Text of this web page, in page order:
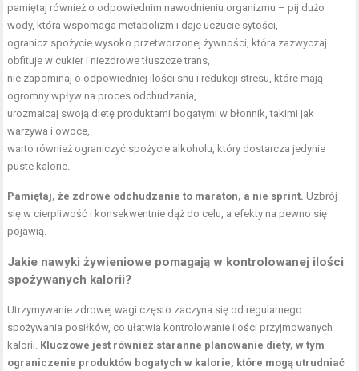
pamiętaj również o odpowiednim nawodnieniu organizmu – pij dużo
wody, która wspomaga metabolizm i daje uczucie sytości,
ogranicz spożycie wysoko przetworzonej żywności, która zazwyczaj
obfituje w cukier i niezdrowe tłuszcze trans,
nie zapominaj o odpowiedniej ilości snu i redukcji stresu, które mają
ogromny wpływ na proces odchudzania,
urozmaicaj swoją dietę produktami bogatymi w błonnik, takimi jak
warzywa i owoce,
warto również ograniczyć spożycie alkoholu, który dostarcza jedynie
puste kalorie.
Pamiętaj, że zdrowe odchudzanie to maraton, a nie sprint. Uzbrój
się w cierpliwość i konsekwentnie dąż do celu, a efekty na pewno się
pojawią.
Jakie nawyki żywieniowe pomagają w kontrolowanej ilości
spożywanych kalorii?
Utrzymywanie zdrowej wagi często zaczyna się od regularnego
spożywania posiłków, co ułatwia kontrolowanie ilości przyjmowanych
kalorii. Kluczowe jest również staranne planowanie diety, w tym
ograniczenie produktów bogatych w kalorie, które mogą utrudniać